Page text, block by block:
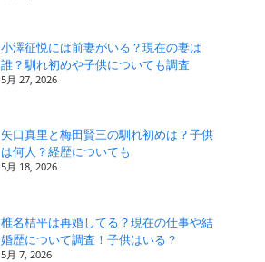
小澤征悦には前妻がいる？現在の妻は
誰？馴れ初めや子供についても調査
5月 27, 2026
矢口真里と梅田賢三の馴れ初めは？子供
は何人？経歴についても
5月 18, 2026
椎名桔平は再婚してる？現在の仕事や結
婚歴について調査！子供はいる？
5月 7, 2026